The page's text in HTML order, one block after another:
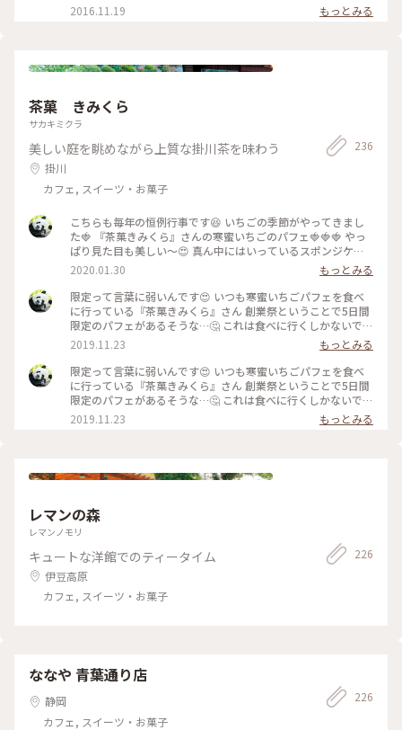
2016.11.19
もっとみる
茶菓 きみくら
サカキミクラ
美しい庭を眺めながら上質な掛川茶を味わう
掛川
カフェ, スイーツ・お菓子
236
こちらも毎年の恒例行事です😆 いちごの季節がやってきまし
た🍓 『茶菓きみくら』さんの寒蜜いちごのパフェ🍓🍓🍓 やっ
ぱり見た目も美しい～😍 真ん中にはいっているスポンジケー
キ、前回までは四角くカットされているものがはいっていまし
たが今回はロールケーキ❓みたいなものがドーンッ❗ ん～カット
されてる物の方が食べやすいかな🤔 でも美味しいからもーま
んたい😁 寒蜜の紅ほっぺも安定の美味しさ😋 もちろんお茶屋
さんなので中の抹茶アイスも抹茶ゼリーも美味😋😋 添えられ
てくるお茶菓子、いつもはお茶のチョコレートなんですが節分
が近いからか今回は豆でした👹 甘い物の後にちょっとしょっ
ぱい物は嬉しいですね🤗 季節&数量限定なので皆さん、食べ逃
しのないように～🤤🤤🤤 #冬のおでかけ#甘いものは正義#いち
ご#パフェ#抹茶#ティータイム#ことりっぷ静岡
2020.01.30
もっとみる
限定って言葉に弱いんです😍 いつも寒蜜いちごパフェを食べ
に行っている『茶菓きみくら』さん 創業祭ということで5日間
限定のパフェがあるそうな…🤔 これは食べに行くしかないでし
ょー❗と急ぎ過ぎて開店前に到着😅 待ちます…😑 開店と同時に
2階の喫茶スペースへ💨 創業祭特別メニューで抹茶のフルーツ
サンドやフレンチトーストもありましたが…今回の目的はこ
れ‼️ 『掛川抹茶のティラミスパフェ』😆 20～24日の3日間限定
です😏 上には飴細工がささっていて濃くてほろ苦い抹茶アイ
スと抹茶の生チョコ🤤 濃厚なマスカルポーネクリームの上に
も奥深い抹茶パウダー🤤 その下にはカステラ、くるみ、洋梨
かけていただきました😋 シロップといっても甘過ぎずこちら
んなのでセットでいただけるお茶も美味しいです👍 4種類から
選べますよ こちらのパフェは残念ながら明日までですが😔他
の限定メニューはもちろんスタンダードメニューも美味しそう
なものがいっぱい😃 掛川にお立ち寄りの際はぜひ😘 #甘いも
のは正義#パフェ#ティラミス#ティータイム#お茶#抹茶 #こと
りっぷ静岡
2019.11.23
もっとみる
限定って言葉に弱いんです😍 いつも寒蜜いちごパフェを食べ
に行っている『茶菓きみくら』さん 創業祭ということで5日間
限定のパフェがあるそうな…🤔 これは食べに行くしかないでし
ょー❗と急ぎ過ぎて開店前に到着😅 待ちます…😑 開店と同時に
2階の喫茶スペースへ💨 創業祭特別メニューで抹茶のフルーツ
です😏 上には濃くてほろ苦い抹茶アイスと抹茶の生チョコ🤤
～い抹茶ゼリーが〆で待っています😲 付属の抹茶シロップは
「途中からかけてお召し上がりくださぁい」と言っていたの
で、上のクリームがなくなったころにかけていただきました😋
シロップといっても甘過ぎずこちらも抹茶が濃くてほろ苦い☝️
美味美味美味😊 もちろんお茶屋さんなのでセットでいただけ
るお茶も美味しいです👍 4種類から選べますよ こちらのパフェ
は残念ながら明日までですが😔他の限定メニューはもちろんス
2019.11.23 もっとみる
レマンの森
レマンノモリ
キュートな洋館でのティータイム
伊豆高原
カフェ, スイーツ・お菓子
226
ななや 青葉通り店
静岡
カフェ, スイーツ・お菓子
226